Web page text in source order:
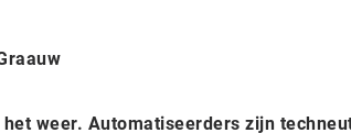
weer. Automatiseerders zijn